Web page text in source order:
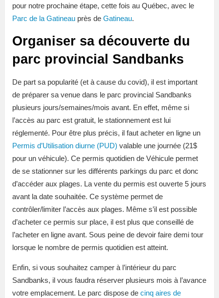
pour notre prochaine étape, cette fois au Québec, avec le
Parc de la Gatineau près de Gatineau.
Organiser sa découverte du
parc provincial Sandbanks
De part sa popularité (et à cause du covid), il est important
de préparer sa venue dans le parc provincial Sandbanks
plusieurs jours/semaines/mois avant. En effet, même si
l’accès au parc est gratuit, le stationnement est lui
réglementé. Pour être plus précis, il faut acheter en ligne un
Permis d’Utilisation diurne (PUD) valable une journée (21$
pour un véhicule). Ce permis quotidien de Véhicule permet
de se stationner sur les différents parkings du parc et donc
d’accéder aux plages. La vente du permis est ouverte 5 jours
avant la date souhaitée. Ce système permet de
contrôler/limiter l’accès aux plages. Même s’il est possible
d’acheter ce permis sur place, il est plus que conseillé de
l’acheter en ligne avant. Sous peine de devoir faire demi tour
lorsque le nombre de permis quotidien est atteint.
Enfin, si vous souhaitez camper à l’intérieur du parc
Sandbanks, il vous faudra réserver plusieurs mois à l’avance
votre emplacement. Le parc dispose de cinq aires de